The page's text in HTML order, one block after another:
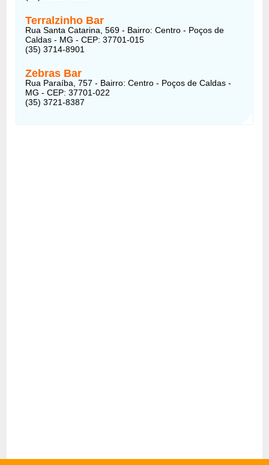
Terralzinho Bar
Rua Santa Catarina, 569 - Bairro: Centro - Poços de
Caldas - MG - CEP: 37701-015
(35) 3714-8901
Zebras Bar
Rua Paraíba, 757 - Bairro: Centro - Poços de Caldas -
MG - CEP: 37701-022
(35) 3721-8387